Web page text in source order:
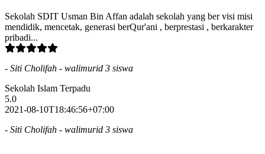
Sekolah SDIT Usman Bin Affan adalah sekolah yang ber visi misi
mendidik, mencetak, generasi berQur'ani , berprestasi , berkarakter
pribadi...
- Siti Cholifah - walimurid 3 siswa
Sekolah Islam Terpadu
5.0
2021-08-10T18:46:56+07:00
- Siti Cholifah - walimurid 3 siswa